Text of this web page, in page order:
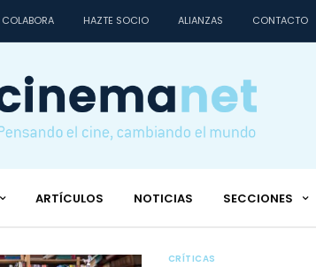
COLABORA HAZTE SOCIO ALIANZAS CONTACTO
ARTÍCULOS NOTICIAS SECCIONES
CRÍTICAS